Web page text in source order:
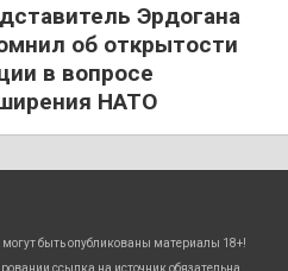
Эрдогана
об открытости
в вопросе
НАТО
могут быть опубликованы материалы 18+!
ссылка на источник обязательна.